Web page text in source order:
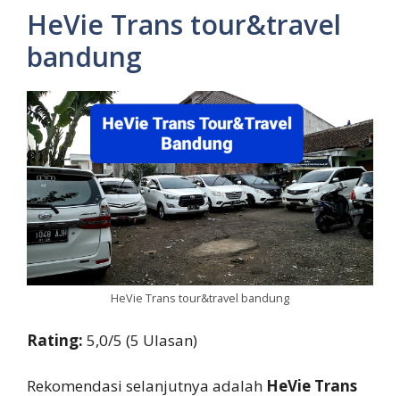
HeVie Trans tour&travel
bandung
HeVie Trans tour&travel bandung
Rating: 5,0/5 (5 Ulasan)
Rekomendasi selanjutnya adalah HeVie Trans